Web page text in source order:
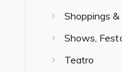
Shoppings
Shows,
Teatro